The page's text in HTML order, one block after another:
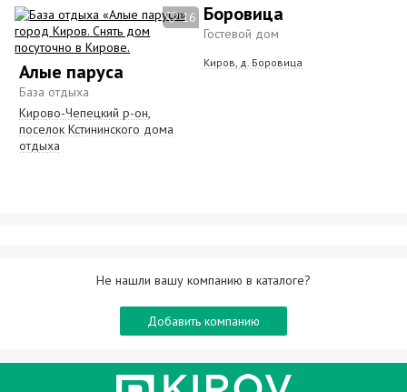
16
Алые паруса
База отдыха
Кирово-Чепецкий р-он,
поселок Кстининского дома
отдыха
Боровица
Гостевой дом
Киров, д. Боровица
Не нашли вашу компанию в каталоге?
Добавить компанию